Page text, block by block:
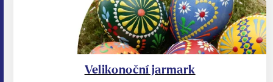
Velikonoční jarmark